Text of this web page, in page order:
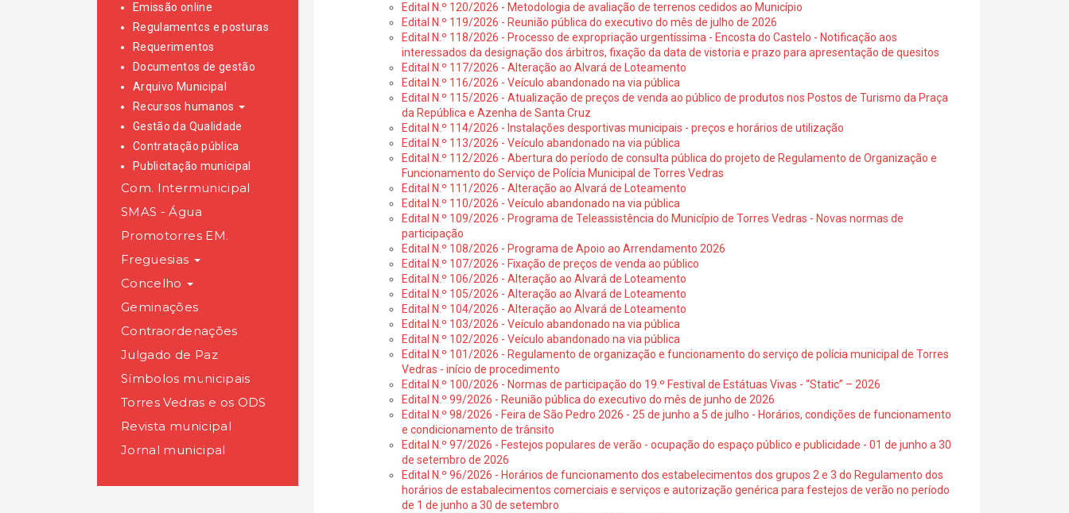
Emissão online
Regulamentos e posturas
Requerimentos
Documentos de gestão
Arquivo Municipal
Recursos humanos
Gestão da Qualidade
Contratação pública
Publicitação municipal
Com. Intermunicipal
SMAS - Água
Promotorres EM.
Freguesias
Concelho
Geminações
Contraordenações
Julgado de Paz
Símbolos municipais
Torres Vedras e os ODS
Revista municipal
Jornal municipal
Edital N.º 120/2026 - Metodologia de avaliação de terrenos cedidos ao Município
Edital N.º 119/2026 - Reunião pública do executivo do mês de julho de 2026
Edital N.º 118/2026 - Processo de expropriação urgentíssima - Encosta do Castelo - Notificação aos
interessados da designação dos árbitros, fixação da data de vistoria e prazo para apresentação de quesitos
Edital N.º 117/2026 - Alteração ao Alvará de Loteamento
Edital N.º 116/2026 - Veículo abandonado na via pública
Edital N.º 115/2026 - Atualização de preços de venda ao público de produtos nos Postos de Turismo da Praça
da República e Azenha de Santa Cruz
Edital N.º 114/2026 - Instalações desportivas municipais - preços e horários de utilização
Edital N.º 113/2026 - Veículo abandonado na via pública
Edital N.º 112/2026 - Abertura do período de consulta pública do projeto de Regulamento de Organização e
Funcionamento do Serviço de Polícia Municipal de Torres Vedras
Edital N.º 111/2026 - Alteração ao Alvará de Loteamento
Edital N.º 110/2026 - Veículo abandonado na via pública
Edital N.º 109/2026 - Programa de Teleassistência do Município de Torres Vedras - Novas normas de
participação
Edital N.º 108/2026 - Programa de Apoio ao Arrendamento 2026
Edital N.º 107/2026 - Fixação de preços de venda ao público
Edital N.º 106/2026 - Alteração ao Alvará de Loteamento
Edital N.º 105/2026 - Alteração ao Alvará de Loteamento
Edital N.º 104/2026 - Alteração ao Alvará de Loteamento
Edital N.º 103/2026 - Veículo abandonado na via pública
Edital N.º 102/2026 - Veículo abandonado na via pública
Edital N.º 101/2026 - Regulamento de organização e funcionamento do serviço de polícia municipal de Torres
Vedras - início de procedimento
Edital N.º 100/2026 - Normas de participação do 19.º Festival de Estátuas Vivas - “Static” – 2026
Edital N.º 99/2026 - Reunião pública do executivo do mês de junho de 2026
Edital N.º 98/2026 - Feira de São Pedro 2026 - 25 de junho a 5 de julho - Horários, condições de funcionamento
e condicionamento de trânsito
Edital N.º 97/2026 - Festejos populares de verão - ocupação do espaço público e publicidade - 01 de junho a 30
de setembro de 2026
Edital N.º 96/2026 - Horários de funcionamento dos estabelecimentos dos grupos 2 e 3 do Regulamento dos
horários de estabalecimentos comerciais e serviços e autorização genérica para festejos de verão no período
de 1 de junho a 30 de setembro